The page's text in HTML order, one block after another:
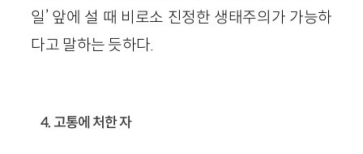
일’ 앞에 설 때 비로소 진정한 생태주의가 가능하
다고 말하는 듯하다.
4. 고통에 처한 자